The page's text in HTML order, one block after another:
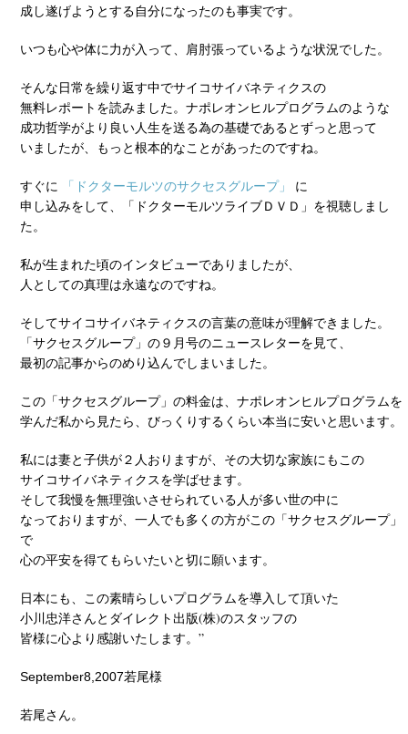
成し遂げようとする自分になったのも事実です。
いつも心や体に力が入って、肩肘張っているような状況でした。
そんな日常を繰り返す中でサイコサイバネティクスの
無料レポートを読みました。ナポレオンヒルプログラムのような
成功哲学がより良い人生を送る為の基礎であるとずっと思って
いましたが、もっと根本的なことがあったのですね。
すぐに 「ドクターモルツのサクセスグループ」
に
申し込みをして、「ドクターモルツライブＤＶＤ」を視聴しまし
た。
私が生まれた頃のインタビューでありましたが、
人としての真理は永遠なのですね。
そしてサイコサイバネティクスの言葉の意味が理解できました。
「サクセスグループ」の９月号のニュースレターを見て、
最初の記事からのめり込んでしまいました。
この「サクセスグループ」の料金は、ナポレオンヒルプログラムを
学んだ私から見たら、びっくりするくらい本当に安いと思います。
私には妻と子供が２人おりますが、その大切な家族にもこの
サイコサイバネティクスを学ばせます。
そして我慢を無理強いさせられている人が多い世の中に
なっておりますが、一人でも多くの方がこの「サクセスグループ」
で
心の平安を得てもらいたいと切に願います。
日本にも、この素晴らしいプログラムを導入して頂いた
小川忠洋さんとダイレクト出版(株)のスタッフの
皆様に心より感謝いたします。”
September8,2007若尾様
若尾さん。